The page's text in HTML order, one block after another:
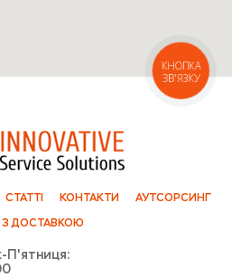
П'ятниця:
СТАТТІ КОНТАКТИ
АУТСОРСИНГ
З ДОСТАВКОЮ
КНОПКА
ЗВ'ЯЗКУ